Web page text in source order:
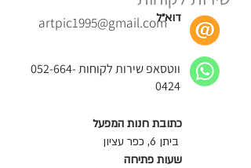
דוא״לartpic1995@gmail.com
ווטסאפ שירות לקוחות052-664-
0424
כתובת חנות המפעל
ביתן 6, כפר עציון
שעות פתיחה